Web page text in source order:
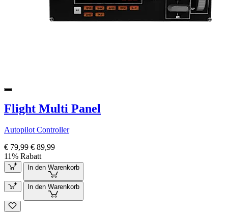
Flight Multi Panel
Autopilot Controller
€ 79,99 € 89,99
11% Rabatt
In den Warenkorb
In den Warenkorb